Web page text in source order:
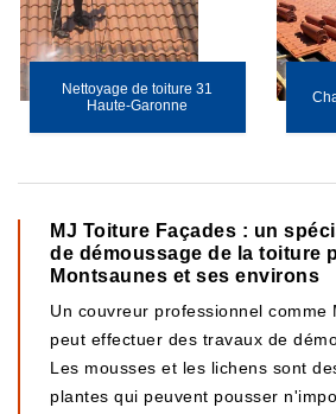
Nettoyage de toiture 31
Haute-Garonne
MJ Toiture Façades : un
de démoussage de la toiture
Montsaunes et ses environs
Un couvreur professionnel comme
peut effectuer des travaux de
Les mousses et les lichens sont
plantes qui peuvent pousser